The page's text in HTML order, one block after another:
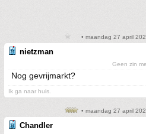
• maandag 27 april
nietzman
Geen zin
Nog gevrijmarkt?
Ik ga naar huis.
• maandag 27 april
Chandler